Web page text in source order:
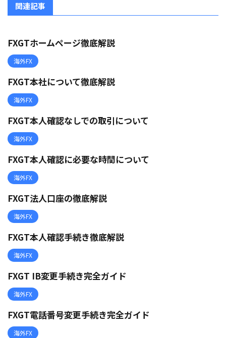
関連記事
FXGTホームページ徹底解説
海外FX
FXGT本社について徹底解説
海外FX
FXGT本人確認なしでの取引について
海外FX
FXGT本人確認に必要な時間について
海外FX
FXGT法人口座の徹底解説
海外FX
FXGT本人確認手続き徹底解説
海外FX
FXGT IB変更手続き完全ガイド
海外FX
FXGT電話番号変更手続き完全ガイド
海外FX